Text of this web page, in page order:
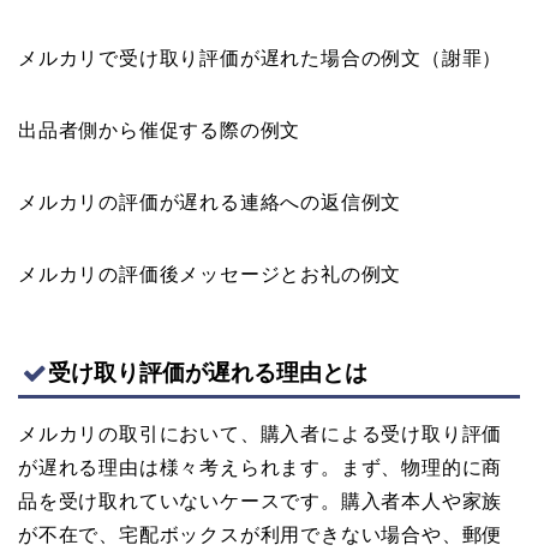
メルカリで受け取り評価が遅れた場合の例文（謝罪）
出品者側から催促する際の例文
メルカリの評価が遅れる連絡への返信例文
メルカリの評価後メッセージとお礼の例文
受け取り評価が遅れる理由とは
メルカリの取引において、購入者による受け取り評価
が遅れる理由は様々考えられます。まず、物理的に商
品を受け取れていないケースです。購入者本人や家族
が不在で、宅配ボックスが利用できない場合や、郵便